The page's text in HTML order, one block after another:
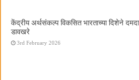
केंद्रीय अर्थसंकल्प विकसित भारताच्या दिशेने
डावखरे
3rd February 2026